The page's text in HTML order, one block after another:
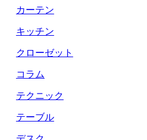
カーテン
キッチン
クローゼット
コラム
テクニック
テーブル